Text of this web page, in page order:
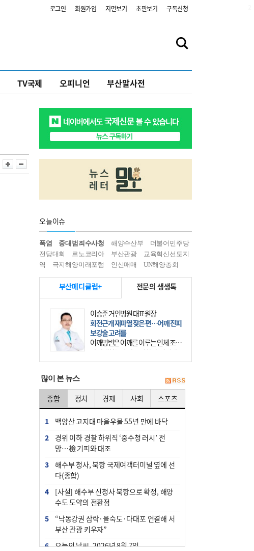
로그인 회원가입 지면보기 초판보기 구독신청
TV국제 오피니언 부산말사전
오늘이슈
폭염 중대범죄수사청 해양수산부
더불어민주당
전당대회
르노코리아 부산관광
교육혁신선도지
역
극지해양미래포럼 인신매매 UN해양총회
부산메디클럽+ 전문의 생생톡
이승준 거인병원 대표원장
회전근개 재파열 잦은 편…어깨 진피
보강술 고려를
어깨병변은 어깨를 이루는 인체 조직
에 발생하는 손상을 말한다. 여기에
는 오십견과 회전근개 증후군, 어깨
많이 본 뉴스
종합 정치 경제 사회 스포츠
1
백양산 고지대 마을우물 55년 만에 바닥
2
경위 이하 경찰 하위직 ‘중수청 러시’ 전
망…檢 기피와 대조
3
해수부 청사, 북항 국제여객터미널 옆에 선
다(종합)
4
[사설] 해수부 신청사 북항으로 확정, 해양
수도 도약의 전환점
5
“낙동강권 삼락·을숙도·다대포 연결해 서
부산 관광 키우자”
6
오늘의 날씨- 2026년 8월 7일